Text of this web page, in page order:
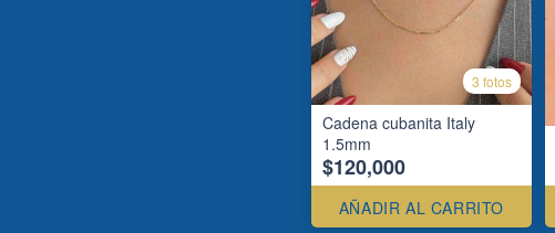
3 fotos
Cadena cubanita Italy
1.5mm
$120,000
AÑADIR AL CARRITO